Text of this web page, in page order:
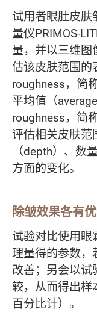
试用者眼肚皮肤
量仪PRIMOS-
量，并以三维
估该皮肤范围的
roughness，简
平均值（
roughness，简
评估相关皮肤范
（depth）、数
方面的变化。
除皱效果各有
试验对比使用
理量得的参数，
改善；另会以试
较，从而得出
百分比计）。